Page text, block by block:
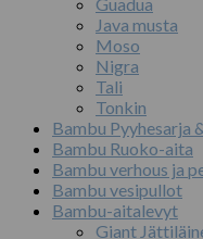
Java musta
Moso
Nigra
Tali
Tonkin
Bambu Pyyhesarja
Bambu Ruoko-aita
Bambu verhous ja
Bambu vesipullot
Bambu-aitalevyt
Giant